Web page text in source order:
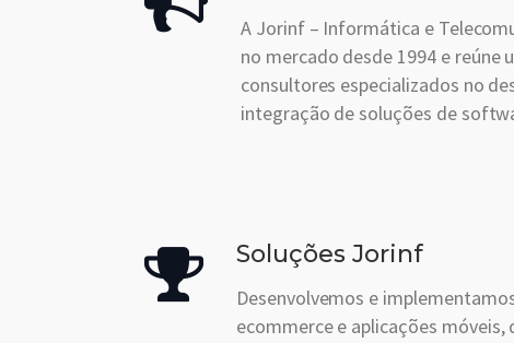
A Jorinf – Informática e
no mercado desde 1994 e reúne
consultores especializados no
integração de soluções de
Soluções Jorinf
Desenvolvemos e
ecommerce e aplicações